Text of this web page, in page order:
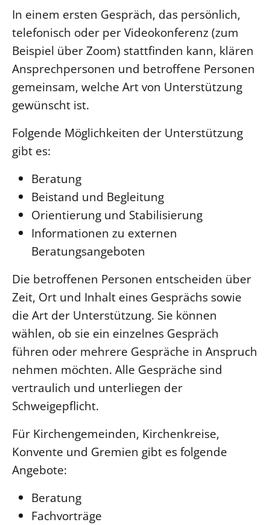
In einem ersten Gespräch, das persönlich,
telefonisch oder per Videokonferenz (zum
Beispiel über Zoom) stattfinden kann, klären
Ansprechpersonen und betroffene Personen
gemeinsam, welche Art von Unterstützung
gewünscht ist.
Folgende Möglichkeiten der Unterstützung
gibt es:
Beratung
Beistand und Begleitung
Orientierung und Stabilisierung
Informationen zu externen
Beratungsangeboten
Die betroffenen Personen entscheiden über
Zeit, Ort und Inhalt eines Gesprächs sowie
die Art der Unterstützung. Sie können
wählen, ob sie ein einzelnes Gespräch
führen oder mehrere Gespräche in Anspruch
nehmen möchten. Alle Gespräche sind
vertraulich und unterliegen der
Schweigepflicht.
Für Kirchengemeinden, Kirchenkreise,
Konvente und Gremien gibt es folgende
Angebote:
Beratung
Fachvorträge